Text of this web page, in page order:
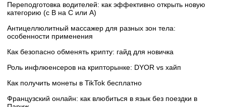
Переподготовка водителей: как эффективно открыть новую
категорию (с B на C или А)
Антицеллюлитный массажер для разных зон тела:
особенности применения
Как безопасно обменять крипту: гайд для новичка
Роль инфлюенсеров на крипторынке: DYOR vs хайп
Как получить монеты в TikTok бесплатно
Французский онлайн: как влюбиться в язык без поездки в